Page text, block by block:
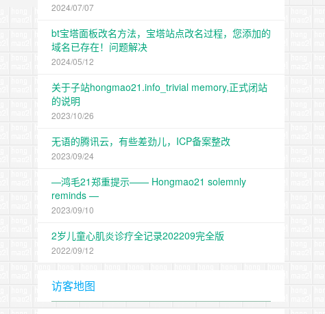
2024/07/07
bt宝塔面板改名方法，宝塔站点改名过程，您添加的
域名已存在！问题解决
2024/05/12
关于子站hongmao21.info_trivial memory,正式闭站
的说明
2023/10/26
无语的腾讯云，有些差劲儿，ICP备案整改
2023/09/24
—鸿毛21郑重提示—— Hongmao21 solemnly
reminds —
2023/09/10
2岁儿童心肌炎诊疗全记录202209完全版
2022/09/12
访客地图